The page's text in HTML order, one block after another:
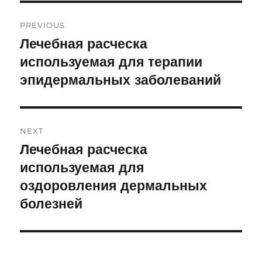
navigation
PREVIOUS
Previous
post:
Лечебная расческа
используемая для терапии
эпидермальных заболеваний
NEXT
Next
post:
Лечебная расческа
используемая для
оздоровления дермальных
болезней